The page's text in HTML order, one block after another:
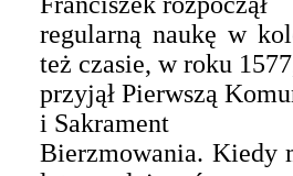
regularną naukę w
też czasie, w roku
przyjął Pierwszą
i Sakrament
Bierzmowania. Kiedy